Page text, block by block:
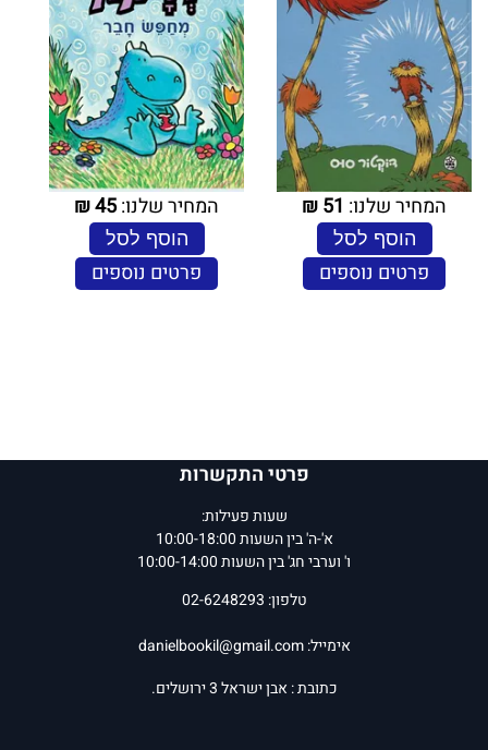
המחיר שלנו: 51
₪
הוסף לסל
פרטים נוספים
המחיר שלנו:45
₪
הוסף לסל
פרטים נוספים
פרטי התקשרות
שעות פעילות:
א'-ה' בין השעות 10:00-18:00
ו' וערבי חג' בין השעות 10:00-14:00
טלפון: 02-6248293
אימייל:danielbookil@gmail.com
כתובת : אבן ישראל 3 ירושלים.